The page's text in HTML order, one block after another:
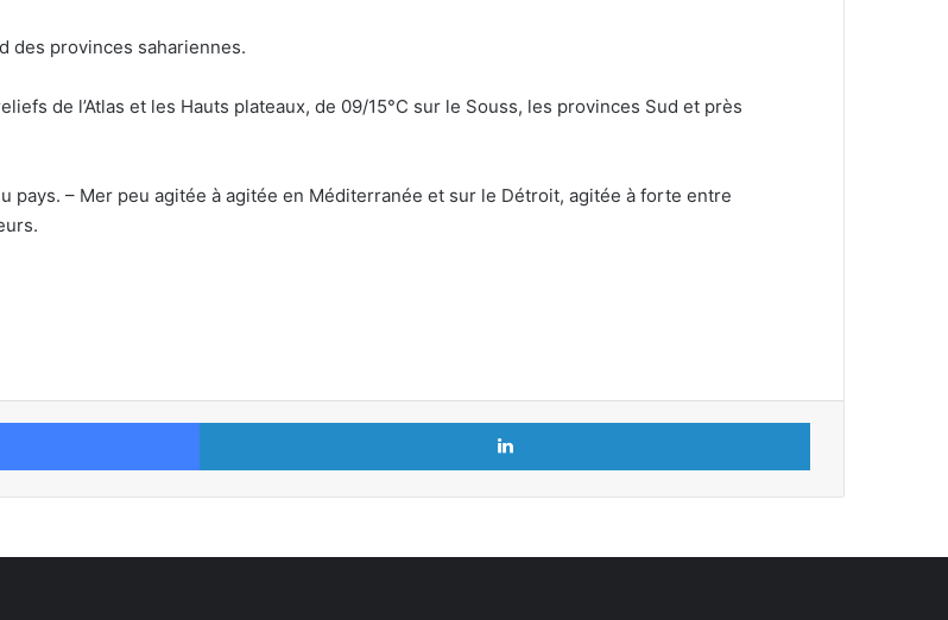
des provinces sahariennes.
de l’Atlas et les Hauts plateaux, de 09/15°C sur le Souss, les provinces Sud et près
pays. – Mer peu agitée à agitée en Méditerranée et sur le Détroit, agitée à forte entre
Facebook Linkedin